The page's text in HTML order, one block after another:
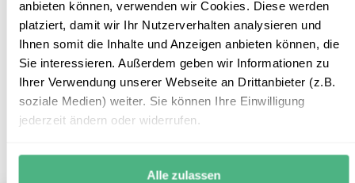
anbieten können, verwenden wir Cookies. Diese werden
platziert, damit wir Ihr Nutzerverhalten analysieren und
Ihnen somit die Inhalte und Anzeigen anbieten können, die
Sie interessieren. Außerdem geben wir Informationen zu
Ihrer Verwendung unserer Webseite an Drittanbieter (z.B.
soziale Medien) weiter. Sie können Ihre Einwilligung
jederzeit ändern oder widerrufen.
Alle zulassen
Reiseform:
Individualbaustein
Reisedauer:
3 Tage / 2 Nächte
Reiseroute:
Hobart
Reisepreis:
ab € 355,- p.P. bei 2 Personen
Mietwagen:
ab € 50,- p.P. bei 2 Personen
Mehr Informationen